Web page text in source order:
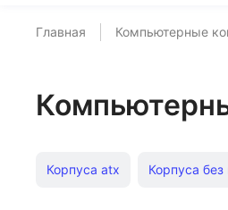
Главная Компьютерные
Корпуса atx Корпуса без